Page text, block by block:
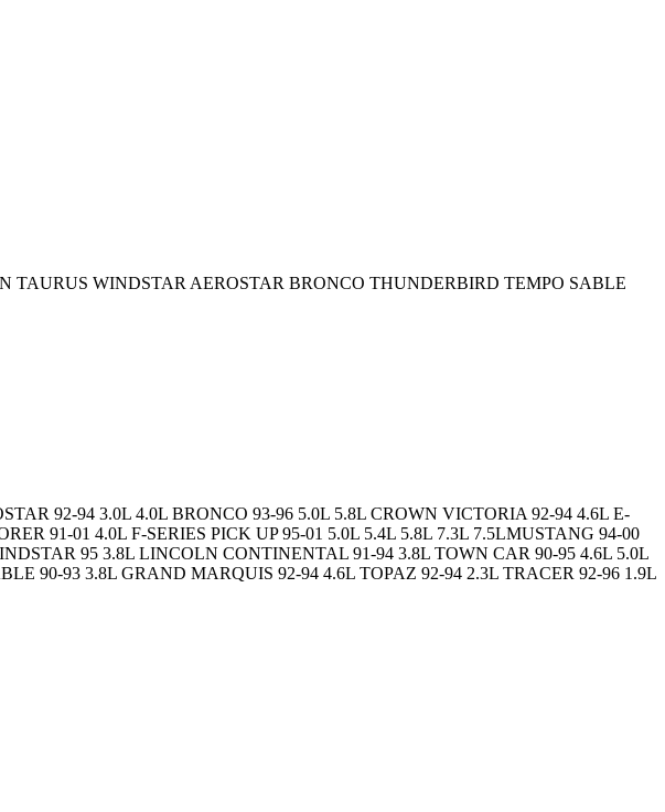
WINDSTAR AEROSTAR BRONCO THUNDERBIRD TEMPO SABLE
92-94 3.0L 4.0L BRONCO 93-96 5.0L 5.8L CROWN VICTORIA 92-94 4.6L E-
91-01 4.0L F-SERIES PICK UP 95-01 5.0L 5.4L 5.8L 7.3L 7.5LMUSTANG 94-00
95 3.8L LINCOLN CONTINENTAL 91-94 3.8L TOWN CAR 90-95 4.6L 5.0L
90-93 3.8L GRAND MARQUIS 92-94 4.6L TOPAZ 92-94 2.3L TRACER 92-96 1.9L